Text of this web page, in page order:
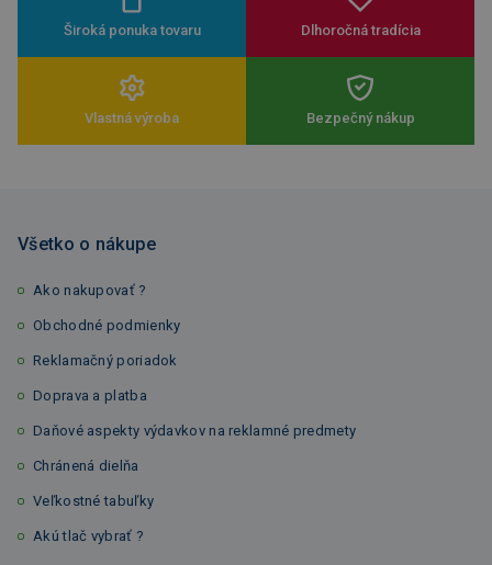
Široká ponuka tovaru Dlhoročná tradícia
Vlastná výroba Bezpečný nákup
Všetko o nákupe
Ako nakupovať ?
Obchodné podmienky
Reklamačný poriadok
Doprava a platba
Daňové aspekty výdavkov na reklamné predmety
Chránená dielňa
Veľkostné tabuľky
Akú tlač vybrať ?